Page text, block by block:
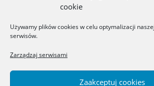
cookie
Używamy plików cookies w celu optymalizacji
serwisów.
Zarządzaj serwisami
Zaakceptuj cookies